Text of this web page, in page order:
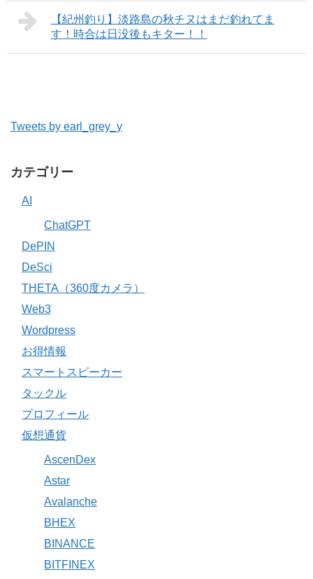
【紀州釣り】淡路島の秋チヌはまだ釣れてま
す！時合は日没後もキター！！
Tweets by earl_grey_y
カテゴリー
AI
ChatGPT
DePIN
DeSci
THETA（360度カメラ）
Web3
Wordpress
お得情報
スマートスピーカー
タックル
プロフィール
仮想通貨
AscenDex
Astar
Avalanche
BHEX
BINANCE
BITFINEX